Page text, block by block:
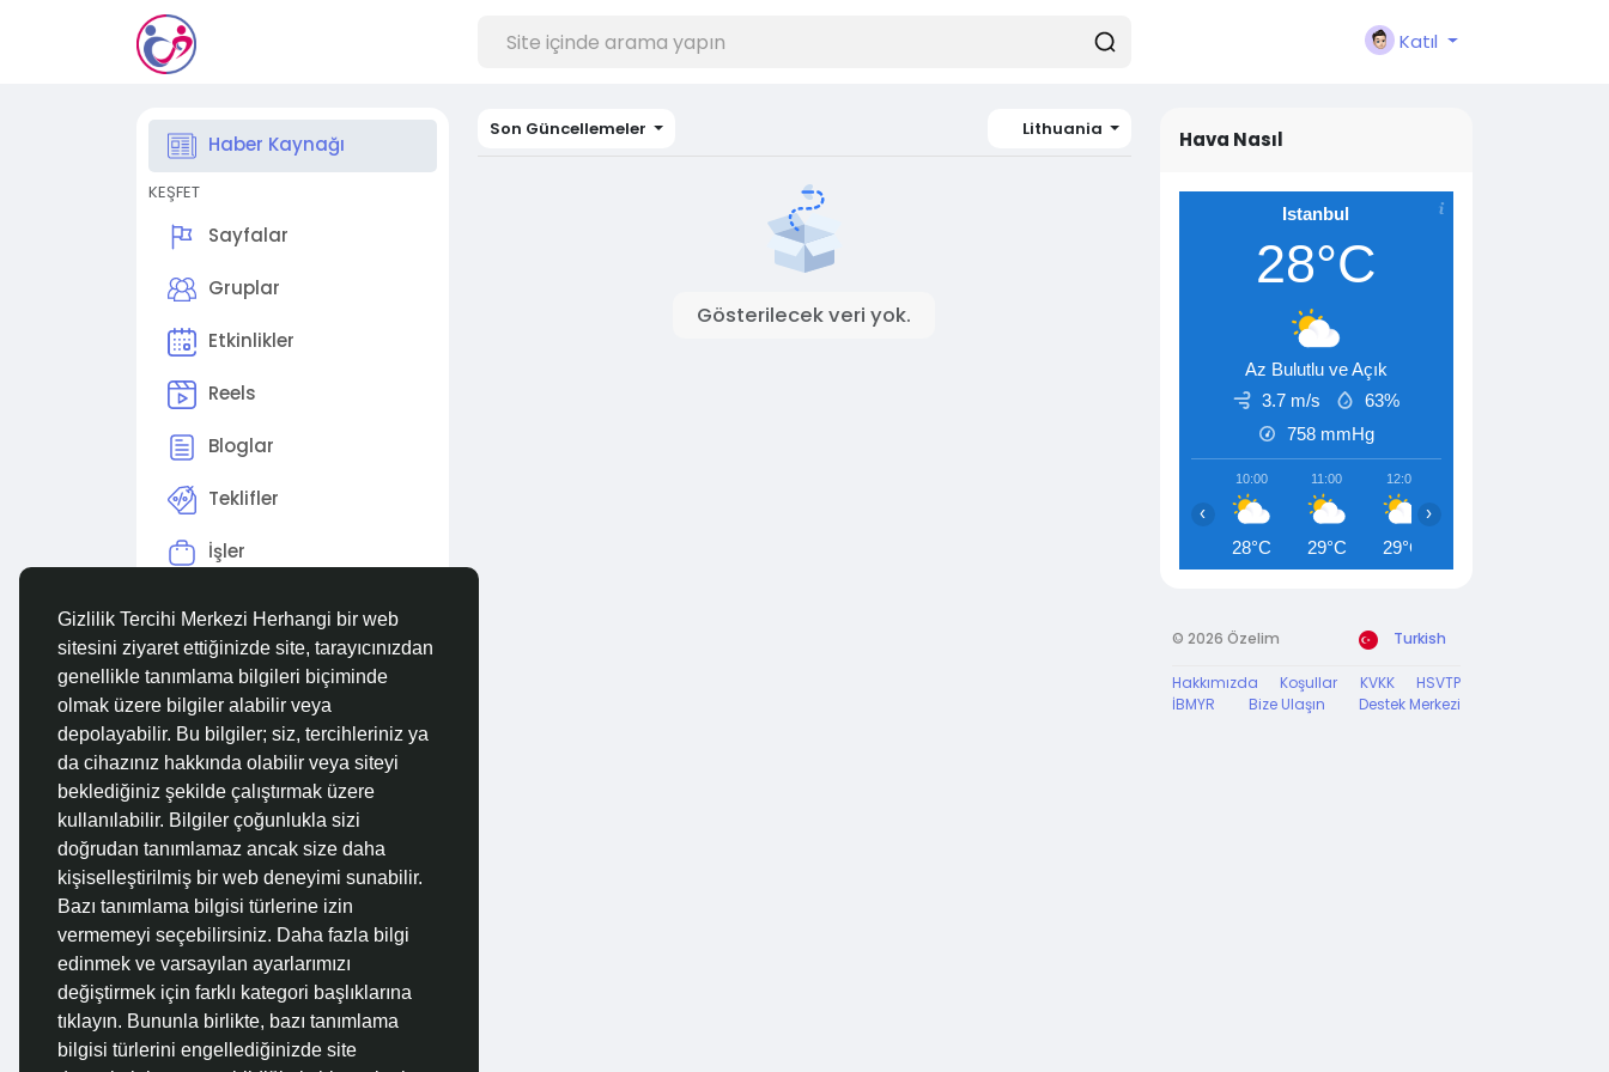
Gizlilik Tercihi Merkezi Herhangi bir web
sitesini ziyaret ettiğinizde site, tarayıcınızdan
genellikle tanımlama bilgileri biçiminde
olmak üzere bilgiler alabilir veya
depolayabilir. Bu bilgiler; siz, tercihleriniz ya
da cihazınız hakkında olabilir veya siteyi
beklediğiniz şekilde çalıştırmak üzere
kullanılabilir. Bilgiler çoğunlukla sizi
doğrudan tanımlamaz ancak size daha
kişiselleştirilmiş bir web deneyimi sunabilir.
Bazı tanımlama bilgisi türlerine izin
vermemeyi seçebilirsiniz. Daha fazla bilgi
edinmek ve varsayılan ayarlarımızı
değiştirmek için farklı kategori başlıklarına
tıklayın. Bununla birlikte, bazı tanımlama
bilgisi türlerini engellediğinizde site
Katıl
Haber Kaynağı
KEŞFET
Sayfalar
Gruplar
Etkinlikler
Reels
Bloglar
Teklifler
İşler
Filmler
Son Güncellemeler Lithuania
Gösterilecek veri yok.
Hava Nasıl
Istanbul
28°C
Az Bulutlu ve Açık
3.7 m/s
63%
758 mmHg
10:00
28°C
11:00
29°C
12:00
29°C
‹ ›
© 2026 Özelim Turkish
Hakkımızda Koşullar KVKK
HSVTP
İBMYR
Bize Ulaşın Destek Merkezi